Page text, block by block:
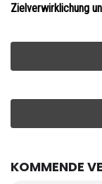
Zielverwirklichung
KOMMENDE